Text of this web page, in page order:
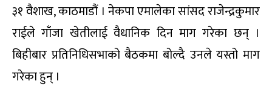
३१ वैशाख, काठमाडौं । नेकपा एमालेका सांसद राजेन्द्रकुमार
राईले गाँजा खेतीलाई वैधानिक दिन माग गरेका छन् ।
बिहीबार प्रतिनिधिसभाको बैठकमा बोल्दै उनले यस्तो माग
गरेका हुन् ।